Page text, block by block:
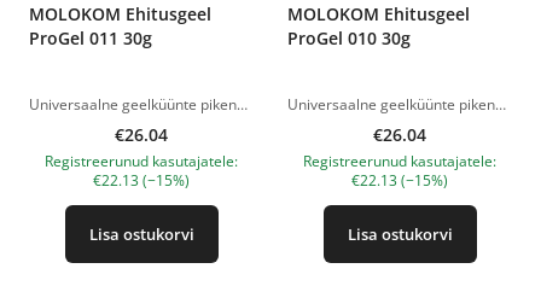
MOLOKOM Ehitusgeel
ProGel 011 30g
Universaalne geelküünte pikendamiseks ja modelleerimiseks. Ideaalne nii pikkade küünte ehitamiseks, kui ka naturaalse küüneplaadi tugevdamiseks. Võib kasutada nii alumiste kui ka ülemiste vormidega töötamiseks. Kivistub juba ca 15 sekundiga, olenevalt lambist. Jäik, samas paindlik ja vastupidav ehitusgeel - ideaalne C - kurvi modelleerimiseks. Annab õhukese, kuid vastupidava arhitektuuri, mis ei ole habras isegi õhukese kihina. Mugav peale kanda ja kergesti viilida. Keskmise viskoossusega, isetasanduv konsistents. Konsistents on mugav nii algajatele kui ka kogenud tehnikutele - vähendab tööaega. Ökonoomne materjalikulu. Polümerisatsioon LED-lamp - 60 sekundit. UV 48 W - 2 minutit. Tootepildid on illustratiivsed. Küsimuste korral ootame alati Sinu meili nanatallinn@gmail.com
€26.04
Registreerunud kasutajatele:
€22.13 (−15%)
Lisa ostukorvi
MOLOKOM Ehitusgeel
ProGel 010 30g
Universaalne geelküünte pikendamiseks ja modelleerimiseks. Ideaalne nii pikkade küünte ehitamiseks, kui ka naturaalse küüneplaadi tugevdamiseks. Võib kasutada nii alumiste kui ka ülemiste vormidega töötamiseks. Kivistub juba ca 15 sekundiga, olenevalt lambist. Jäik, samas paindlik ja vastupidav ehitusgeel - ideaalne C - kurvi modelleerimiseks. Annab õhukese, kuid vastupidava arhitektuuri, mis ei ole habras isegi õhukese kihina. Mugav peale kanda ja kergesti viilida. Keskmise viskoossusega, isetasanduv konsistents. Konsistents on mugav nii algajatele kui ka kogenud tehnikutele - vähendab tööaega. Ökonoomne materjalikulu. Polümerisatsioon LED-lamp - 60 sekundit. UV 48 W - 2 minutit. Tootepildid on illustratiivsed. Küsimuste korral ootame alati Sinu meili nanatallinn@gmail.com
€26.04
Registreerunud kasutajatele:
€22.13 (−15%)
Lisa ostukorvi